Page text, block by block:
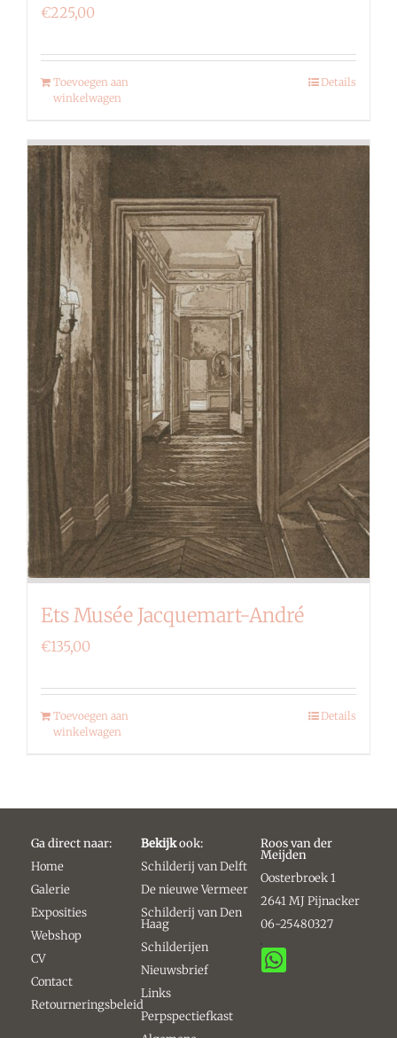
€225,00
Toevoegen aan
winkelwagen
Details
Ets Musée Jacquemart-André
€135,00
Toevoegen aan
winkelwagen
Details
Ga direct naar:
Home
Galerie
Exposities
Webshop
CV
Contact
Retourneringsbeleid
Bekijkook:
Schilderij van Delft
De nieuwe Vermeer
Schilderij van Den
Haag
Schilderijen
Nieuwsbrief
Links
Perpspectiefkast
Roos van der
Meijden
Oosterbroek 1
2641 MJ Pijnacker
06-25480327